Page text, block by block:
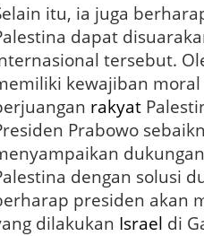
itu, ia juga
dapat
tersebut.
kewajiban moral
rakyat
Prabowo
dengan solusi
presiden akan
dilakukan Israel di